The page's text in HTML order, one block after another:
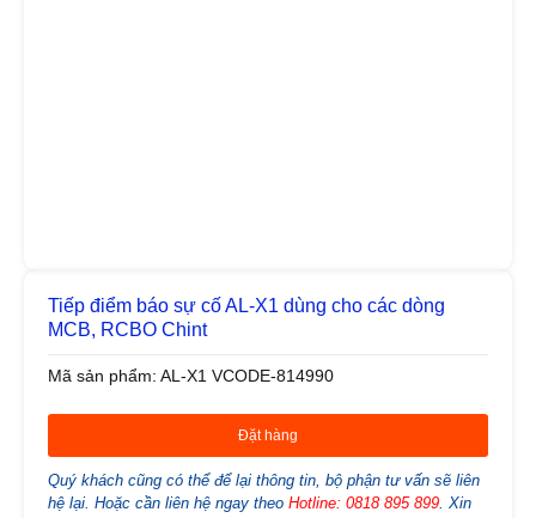
Tiếp điểm báo sự cố AL-X1 dùng cho các dòng
MCB, RCBO Chint
Mã sản phẩm: AL-X1 VCODE-814990
Đặt hàng
Quý khách cũng có thể để lại thông tin, bộ phận tư vấn sẽ liên
hệ lại. Hoặc cần liên hệ ngay theo Hotline: 0818 895 899. Xin
0932 713 687